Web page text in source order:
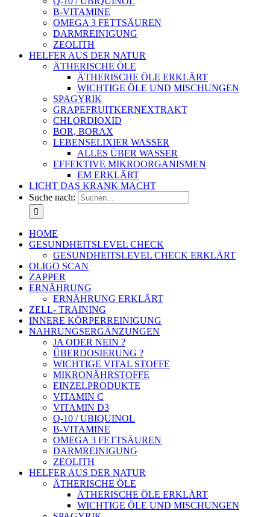
B-VITAMINE
OMEGA 3 FETTSÄUREN
DARMREINIGUNG
ZEOLITH
HELFER AUS DER NATUR
ÄTHERISCHE ÖLE
ÄTHERISCHE ÖLE ERKLÄRT
WICHTIGE ÖLE UND MISCHUNGEN
SPAGYRIK
GRAPEFRUITKERNEXTRAKT
CHLORDIOXID
BOR, BORAX
LEBENSELIXIER WASSER
ALLES ÜBER WASSER
EFFEKTIVE MIKROORGANISMEN
EM ERKLÄRT
LICHT DAS KRANK MACHT
Suche nach:
HOME
GESUNDHEITSLEVEL CHECK
GESUNDHEITSLEVEL CHECK ERKLÄRT
OLIGO SCAN
ZAPPER
ERNÄHRUNG
ERNÄHRUNG ERKLÄRT
ZELL- TRAINING
INNERE KÖRPERREINIGUNG
NAHRUNGSERGÄNZUNGEN
JA ODER NEIN ?
ÜBERDOSIERUNG ?
WICHTIGE VITAL STOFFE
MIKRONÄHRSTOFFE
EINZELPRODUKTE
VITAMIN C
VITAMIN D3
Q-10 / UBIQUINOL
B-VITAMINE
OMEGA 3 FETTSÄUREN
DARMREINIGUNG
ZEOLITH
HELFER AUS DER NATUR
ÄTHERISCHE ÖLE
ÄTHERISCHE ÖLE ERKLÄRT
WICHTIGE ÖLE UND MISCHUNGEN